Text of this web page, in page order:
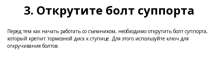
3. Открутите болт суппорта
Перед тем как начать работать со съемником, необходимо открутить болт суппорта,
который крепит тормозной диск к ступице. Для этого используйте ключ для
откручивания болтов.